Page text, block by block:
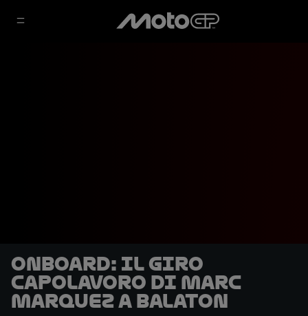
OnBoard: il giro
capolavoro di Marc
Marquez a Balaton